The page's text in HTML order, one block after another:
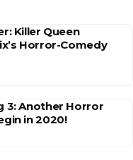
Killer Queen
Horror-Comedy
3: Another Horror
in 2020!